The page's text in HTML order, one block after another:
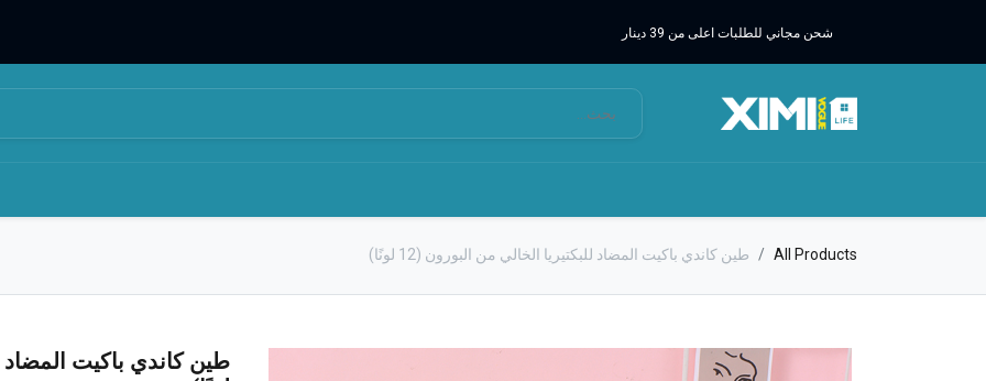
شحن مجاني للطلبات اعلى من 39 دينار
All Products طين كاندي باكيت المضاد للبكتيريا الخالي من البورون (12 لونًا)